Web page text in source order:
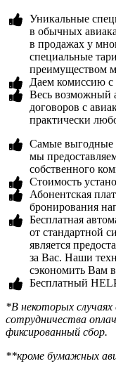
Уникальные
в обычных
в продажах у
специальные
преимуществом
Даем комиссию с
Весь возможный
договоров с
практически
Самые выгодные
мы
собственного
Стоимость
Абонентская
бронирования
Бесплатная
от стандартной
является
за Вас. Наши
сэкономить Вам
Бесплатный
*В некоторых
сотрудничества
фиксированный сбор.
**кроме бумажных